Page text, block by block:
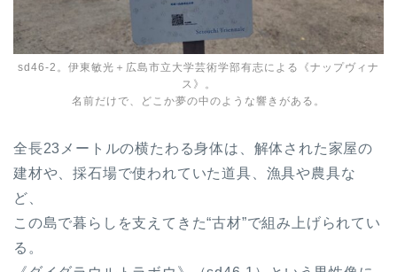
sd46-2。伊東敏光＋広島市立大学芸術学部有志による《ナップヴィナ
ス》。
名前だけで、どこか夢の中のような響きがある。
全長23メートルの横たわる身体は、解体された家屋の
建材や、採石場で使われていた道具、漁具や農具な
ど、
この島で暮らしを支えてきた“古材”で組み上げられてい
る。